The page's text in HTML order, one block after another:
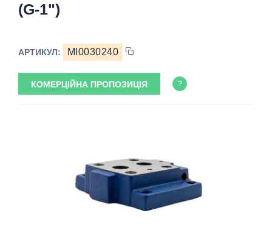
(G-1")
АРТИКУЛ: MI0030240
КОМЕРЦІЙНА ПРОПОЗИЦІЯ ?